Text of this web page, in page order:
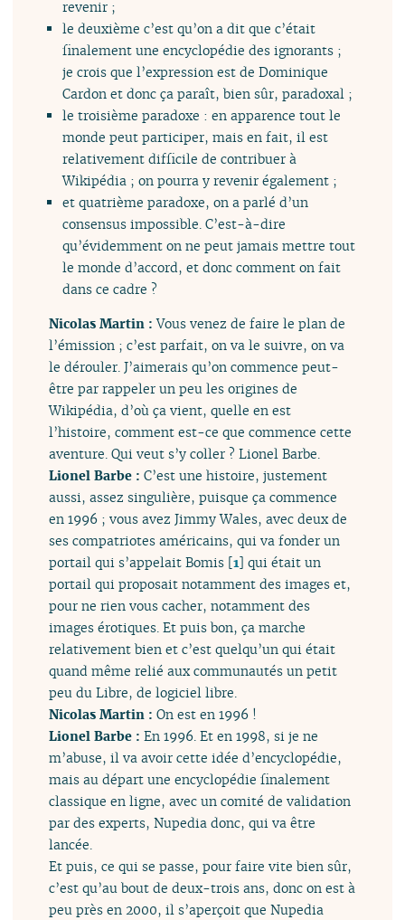
revenir ;
le deuxième c’est qu’on a dit que c’était
finalement une encyclopédie des ignorants ;
je crois que l’expression est de Dominique
Cardon et donc ça paraît, bien sûr, paradoxal ;
le troisième paradoxe : en apparence tout le
monde peut participer, mais en fait, il est
relativement difficile de contribuer à
Wikipédia ; on pourra y revenir également ;
et quatrième paradoxe, on a parlé d’un
consensus impossible. C’est-à-dire
qu’évidemment on ne peut jamais mettre tout
le monde d’accord, et donc comment on fait
dans ce cadre ?
Nicolas Martin :Vous venez de faire le plan de
l’émission ; c’est parfait, on va le suivre, on va
le dérouler. J’aimerais qu’on commence peut-
être par rappeler un peu les origines de
Wikipédia, d’où ça vient, quelle en est
l’histoire, comment est-ce que commence cette
aventure. Qui veut s’y coller ? Lionel Barbe.
Lionel Barbe :C’est une histoire, justement
aussi, assez singulière, puisque ça commence
en 1996 ; vous avez Jimmy Wales, avec deux de
ses compatriotes américains, qui va fonder un
portail qui s’appelait Bomis [1] qui était un
portail qui proposait notamment des images et,
pour ne rien vous cacher, notamment des
images érotiques. Et puis bon, ça marche
relativement bien et c’est quelqu’un qui était
quand même relié aux communautés un petit
peu du Libre, de logiciel libre.
Nicolas Martin :On est en 1996 !
Lionel Barbe :En 1996. Et en 1998, si je ne
m’abuse, il va avoir cette idée d’encyclopédie,
mais au départ une encyclopédie finalement
classique en ligne, avec un comité de validation
par des experts, Nupedia donc, qui va être
lancée.
Et puis, ce qui se passe, pour faire vite bien sûr,
c’est qu’au bout de deux-trois ans, donc on est à
peu près en 2000, il s’aperçoit que Nupedia